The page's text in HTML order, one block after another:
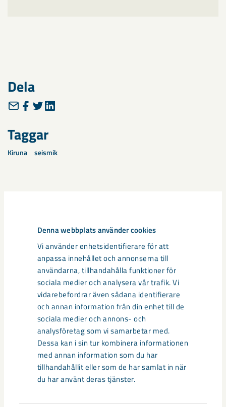
Denna webbplats använder cookies
Vi använder enhetsidentifierare för att
anpassa innehållet och annonserna till
användarna, tillhandahålla funktioner för
sociala medier och analysera vår trafik. Vi
vidarebefordrar även sådana identifierare
och annan information från din enhet till de
sociala medier och annons- och
analysföretag som vi samarbetar med.
Dessa kan i sin tur kombinera informationen
med annan information som du har
tillhandahållit eller som de har samlat in när
du har använt deras tjänster.
Dela
Taggar
Kiruna seismik